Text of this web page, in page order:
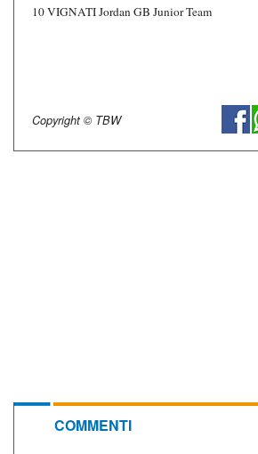
10 VIGNATI Jordan GB Junior Team
Copyright © TBW
COMMENTI